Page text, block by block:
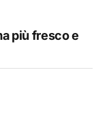
più fresco e